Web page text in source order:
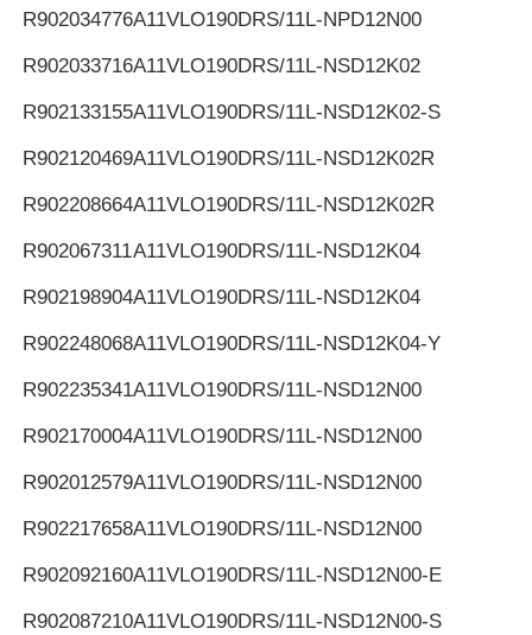
R902034776A11VLO190DRS/11L-NPD12N00
R902033716A11VLO190DRS/11L-NSD12K02
R902133155A11VLO190DRS/11L-NSD12K02-S
R902120469A11VLO190DRS/11L-NSD12K02R
R902208664A11VLO190DRS/11L-NSD12K02R
R902067311A11VLO190DRS/11L-NSD12K04
R902198904A11VLO190DRS/11L-NSD12K04
R902248068A11VLO190DRS/11L-NSD12K04-Y
R902235341A11VLO190DRS/11L-NSD12N00
R902170004A11VLO190DRS/11L-NSD12N00
R902012579A11VLO190DRS/11L-NSD12N00
R902217658A11VLO190DRS/11L-NSD12N00
R902092160A11VLO190DRS/11L-NSD12N00-E
R902087210A11VLO190DRS/11L-NSD12N00-S